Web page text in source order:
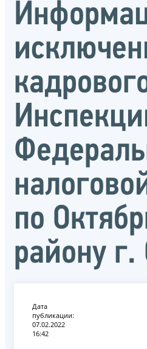
по
району г.
Дата
публикации:
07.02.2022
16:42